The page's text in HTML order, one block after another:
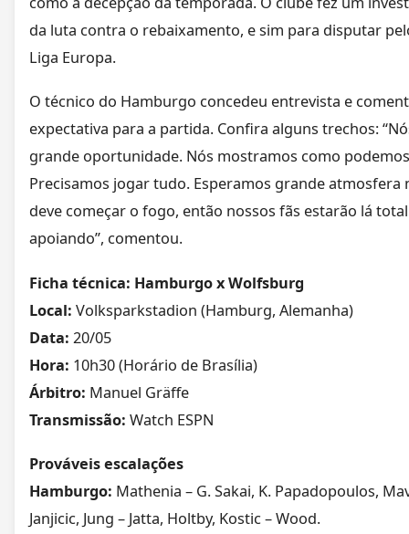
da luta contra o rebaixamento, e sim para disputar
Liga Europa.
O técnico do Hamburgo concedeu entrevista e
expectativa para a partida. Confira alguns trechos:
grande oportunidade. Nós mostramos como
Precisamos jogar tudo. Esperamos grande atmosfera
deve começar o fogo, então nossos fãs estarão lá
apoiando”, comentou.
Ficha técnica: Hamburgo x Wolfsburg
Local: Volksparkstadion (Hamburg, Alemanha)
Data: 20/05
Hora: 10h30 (Horário de Brasília)
Árbitro: Manuel Gräffe
Transmissão: Watch ESPN
Prováveis escalações
Hamburgo: Mathenia – G. Sakai, K. Papadopoulos,
Janjicic, Jung – Jatta, Holtby, Kostic – Wood.